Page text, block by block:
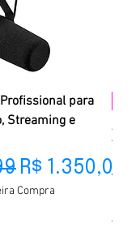
para
Streaming e
Preço
R$ 1.350,00
Compra
V10
R$